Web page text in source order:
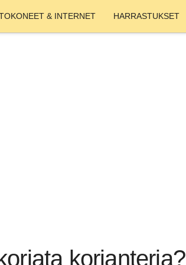
& INTERNET HARRASTUKSET
korianteria?